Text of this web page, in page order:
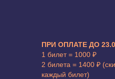
ПРИ ОПЛАТЕ ДО
1 билет = 1000 ₽
2 билета = 1400 ₽
каждый билет)